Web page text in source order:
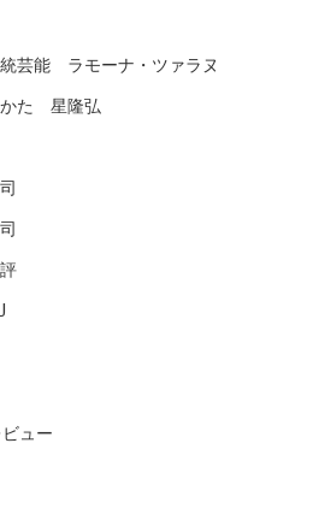
芸能 ラモーナ・ツァラヌ
かた 星隆弘
ュー